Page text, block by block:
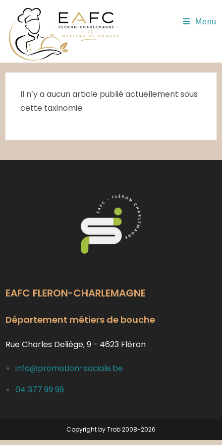
content
Menu
Il n’y a aucun article publié actuellement sous
cette taxinomie.
EAFC FLERON-CHARLEMAGNE
Département métiers de bouche
Rue Charles Deliège, 9 - 4623 Fléron
info@promotion-sociale.be
04 377 99 99
Copyright by Trob 2008-2026